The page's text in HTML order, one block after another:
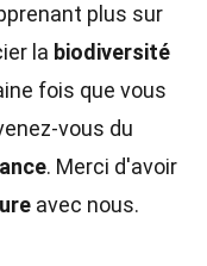
plus sur
la biodiversité
fois que vous
vous du
. Merci d'avoir
avec nous.